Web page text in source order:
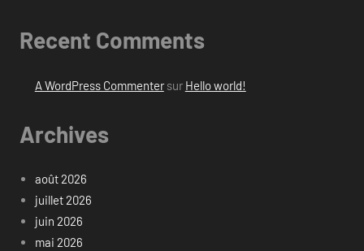
Recent Comments
A WordPress Commentersur Hello world!
Archives
août 2026
juillet 2026
juin 2026
mai 2026